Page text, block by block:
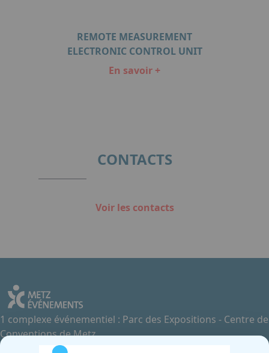
REMOTE MEASUREMENT
ELECTRONIC CONTROL UNIT
En savoir +
CONTACTS
Voir les contacts
1 complexe événementiel : Parc des Expositions - Centre de
Conventions de Metz
Contactez-nous